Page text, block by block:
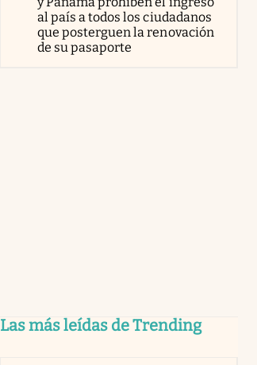
al país a todos los ciudadanos
que posterguen la renovación
de su pasaporte
Las más leídas de Trending